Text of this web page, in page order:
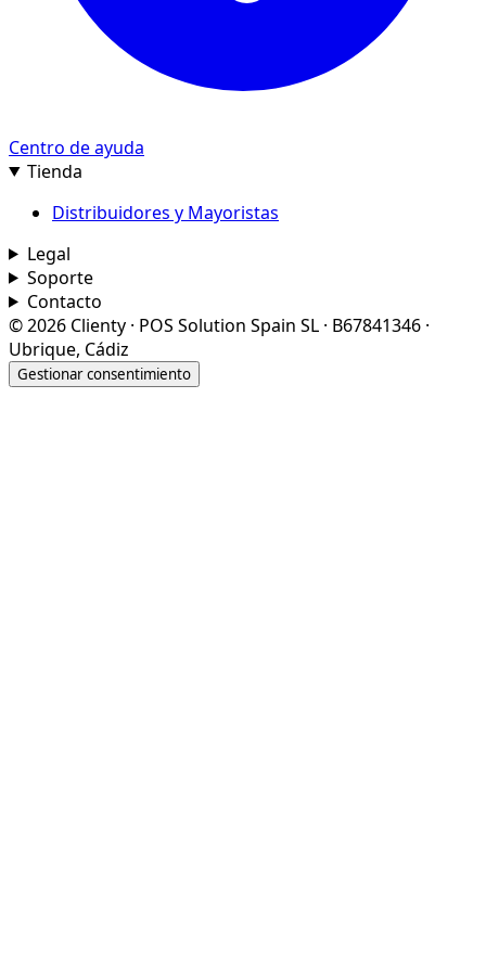
Centro de ayuda
Tienda
Distribuidores y Mayoristas
Legal
Soporte
Contacto
© 2026 Clienty · POS Solution Spain SL · B67841346 ·
Ubrique, Cádiz
Gestionar consentimiento